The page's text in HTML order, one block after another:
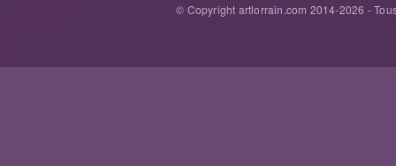
© Copyright artlorrain.com 2014-2026 -